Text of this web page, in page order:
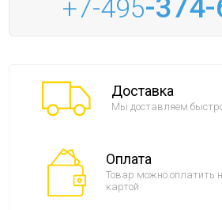
+7-495-
Доставка
Мы доставляем
Оплата
Товар можно оплатить
картой